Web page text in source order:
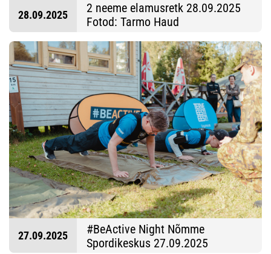
28.09.2025
2 neeme elamusretk 28.09.2025
Fotod: Tarmo Haud
27.09.2025
#BeActive Night Nõmme
Spordikeskus 27.09.2025